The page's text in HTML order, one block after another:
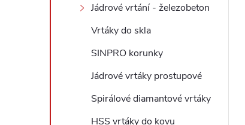
Jádrové vrtání - železobeton
Vrtáky do skla
SINPRO korunky
Jádrové vrtáky prostupové
Spirálové diamantové vrtáky
HSS vrtáky do kovu